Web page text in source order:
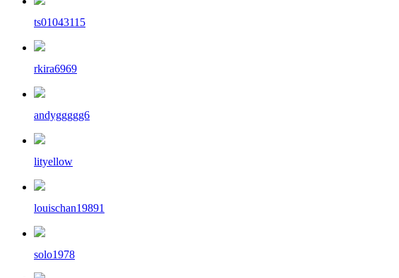
ts01043115
rkira6969
andyggggg6
lityellow
louischan19891
solo1978